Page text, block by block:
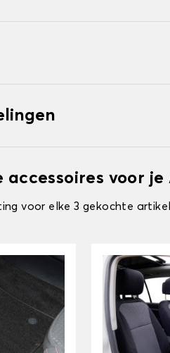
voor je
voor elke 3 gekochte